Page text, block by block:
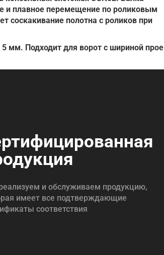
и плавное перемещение по роликовым
соскакивание полотна с роликов при
Подходит для ворот с шириной
и обслуживаем продукцию,
имеет все подтверждающие
соответствия